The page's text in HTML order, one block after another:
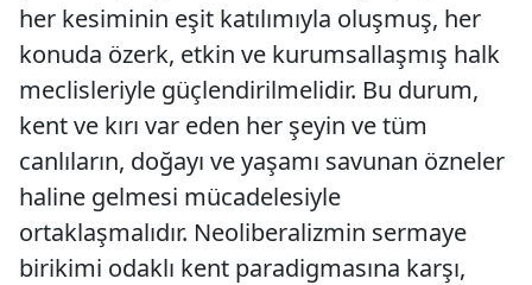
her kesiminin eşit katılımıyla oluşmuş, her
konuda özerk, etkin ve kurumsallaşmış halk
meclisleriyle güçlendirilmelidir. Bu durum,
kent ve kırı var eden her şeyin ve tüm
canlıların, doğayı ve yaşamı savunan özneler
haline gelmesi mücadelesiyle
ortaklaşmalıdır. Neoliberalizmin sermaye
birikimi odaklı kent paradigmasına karşı,